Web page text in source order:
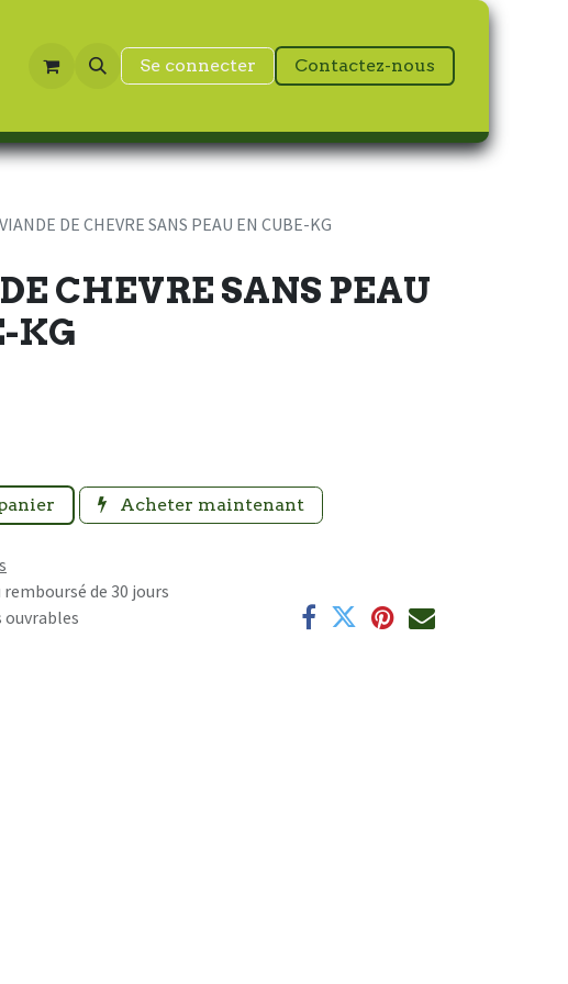
Se connecter Contactez-nous
VIANDE DE CHEVRE SANS PEAU EN CUBE-KG
CHEVRE SANS PEAU
KG
Acheter maintenant
de 30 jours
ouvrables